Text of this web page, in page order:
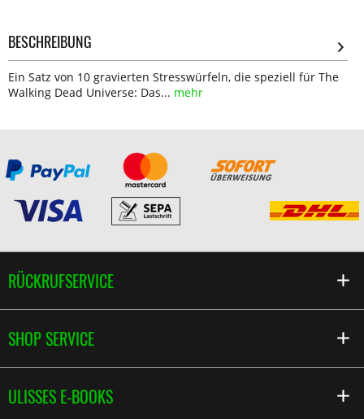
BESCHREIBUNG
Ein Satz von 10 gravierten Stresswürfeln, die speziell für The
Walking Dead Universe: Das... mehr
RÜCKRUFSERVICE
SHOP SERVICE
ULISSES E-BOOKS